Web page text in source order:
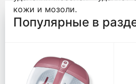
кожи и мозоли.
Популярные в